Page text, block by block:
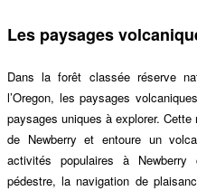
Les paysages
Dans la forêt classée réserve
l’Oregon, les paysages volcaniques
paysages uniques à explorer. Cette
de Newberry et entoure un
activités populaires à
pédestre, la navigation de